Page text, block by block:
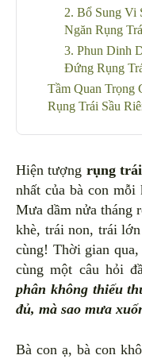
2. Bổ Sung Vi
Ngăn Rụng
3. Phun Dinh
Đứng Rụng
Tầm Quan Trọng
Rụng Trái Sầu
Hiện tượng rụng
nhất của bà con
Mưa dầm nửa tháng
khè, trái non, trái
cùng! Thời gian
cùng một câu hỏi
phân không thiếu
đủ, mà sao mưa
Bà con ạ, bà con